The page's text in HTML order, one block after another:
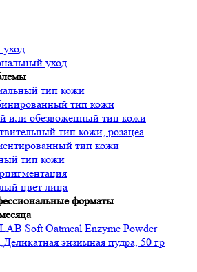
уход
тип кожи
тип кожи
или обезвоженный тип кожи
тип кожи, розацеа
тип кожи
тип кожи
цвет лица
форматы
Soft Oatmeal Enzyme Powder
энзимная пудра, 50 гр